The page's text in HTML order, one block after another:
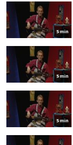
5 min
5 min
5 min